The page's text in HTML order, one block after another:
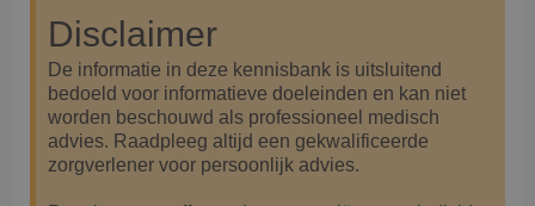
Disclaimer
De informatie in deze kennisbank is uitsluitend
bedoeld voor informatieve doeleinden en kan niet
worden beschouwd als professioneel medisch
advies. Raadpleeg altijd een gekwalificeerde
zorgverlener voor persoonlijk advies.